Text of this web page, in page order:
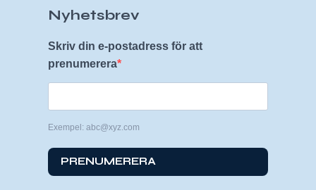
Nyhetsbrev
Skriv din e-postadress för att
prenumerera
Exempel: abc@xyz.com
PRENUMERERA